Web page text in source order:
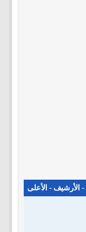
- الأرشيف - الأعلى